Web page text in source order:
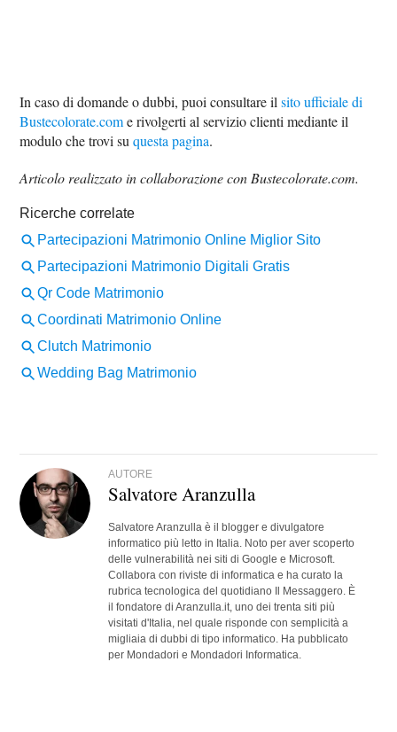
In caso di domande o dubbi, puoi consultare ilsito ufficiale di
Bustecolorate.come rivolgerti al servizio clienti mediante il
modulo che trovi suquesta pagina.
Articolo realizzato in collaborazione con Bustecolorate.com.
AUTORE
Salvatore Aranzulla
Salvatore Aranzulla è il blogger e divulgatore
informatico più letto in Italia. Noto per aver scoperto
delle vulnerabilità nei siti di Google e Microsoft.
Collabora con riviste di informatica e ha curato la
rubrica tecnologica del quotidiano Il Messaggero. È
il fondatore di Aranzulla.it, uno dei trenta siti più
visitati d'Italia, nel quale risponde con semplicità a
migliaia di dubbi di tipo informatico. Ha pubblicato
per Mondadori e Mondadori Informatica.